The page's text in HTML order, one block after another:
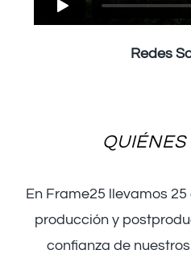
Redes
QUIÉNES
En Frame25 llevamos
producción y
confianza de